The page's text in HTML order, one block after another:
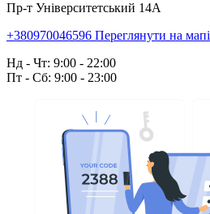
Пр-т Університетський 14А
+380970046596 Переглянути на мапі
Нд - Чт: 9:00 - 22:00
Пт - Сб: 9:00 - 23:00